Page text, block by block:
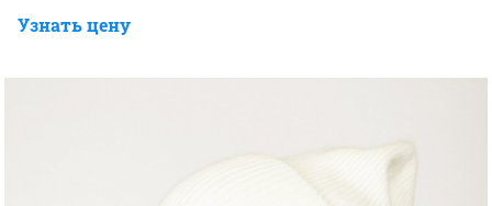
Узнать цену